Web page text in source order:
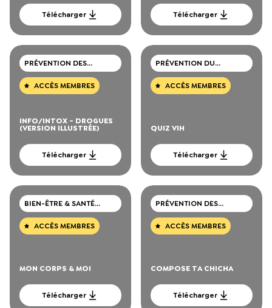
Télécharger Télécharger
PRÉVENTION DES
CONSOMMATIONS DE
DROGUES
ACCÈS MEMBRES
INFO/INTOX - DROGUES
(VERSION ILLUSTRÉE)
Télécharger
PRÉVENTION DU
VIH/SIDA, IST, HÉPATITE
ACCÈS MEMBRES
QUIZ VIH
Télécharger
BIEN-ÊTRE & SANTÉ
MENTALE
ACCÈS MEMBRES
MON CORPS & MOI
Télécharger
PRÉVENTION DES
CONSOMMATIONS DE
DROGUES
ACCÈS MEMBRES
COMPOSE TA CHICHA
Télécharger